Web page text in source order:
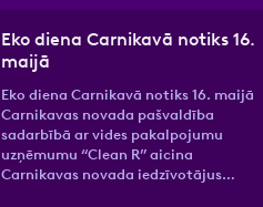
Eko diena Carnikavā notiks 16.
maijā
Eko diena Carnikavā notiks 16. maijā
Carnikavas novada pašvaldība
sadarbībā ar vides pakalpojumu
uzņēmumu “Clean R” aicina
Carnikavas novada iedzīvotājus…